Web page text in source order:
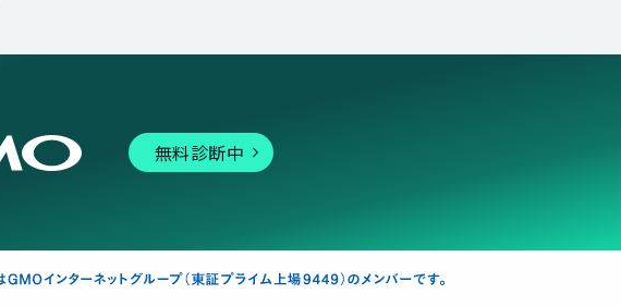
11月24日
ラウンジの仕事をして報酬70,200カランを獲得したよ。
無料診断中